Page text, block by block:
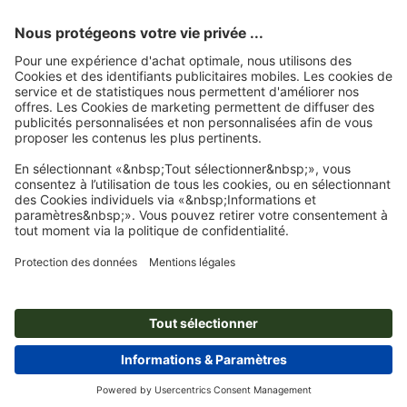
Page d'accueil Blocs Blocs encollés, impression recto seul Blocs notes
L'entreprise
Presse
Emplois & carrière
Service
Modes de paiement
Expédition
Blog
Tutoriels Photoshop
Modes de paiement
15 %